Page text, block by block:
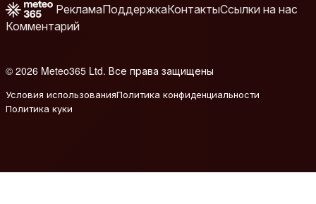
РекламаПоддержкаКонтактыСсылки на нас
Комментарий
© 2026 Meteo365 Ltd. Все права защищены
Условия использованияПолитика конфиденциальности
Политика куки